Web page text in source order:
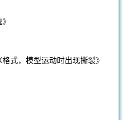
》
式，模型运动时出现撕裂》